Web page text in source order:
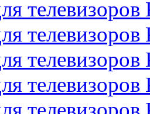
телевизоров
телевизоров
телевизоров